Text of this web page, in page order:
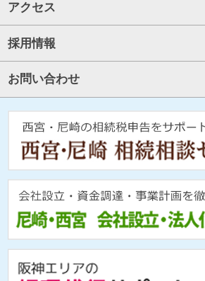
アクセス
採用情報
お問い合わせ